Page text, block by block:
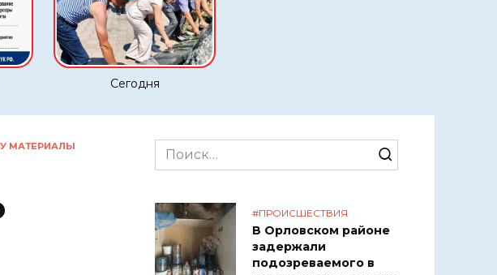
Сегодня
МАТЕРИАЛЫ
Search
for:
#ПРОИСШЕСТВИЯ
В Орловском районе
задержали
подозреваемого в